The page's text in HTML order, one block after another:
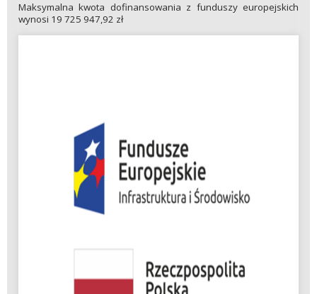
Maksymalna kwota dofinansowania z funduszy europejskich
wynosi 19 725 947,92 zł